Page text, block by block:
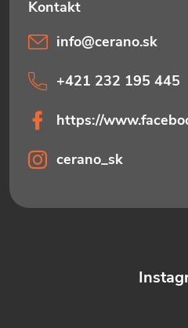
info@cerano.sk
+421 232 195 445
https://
cerano_sk